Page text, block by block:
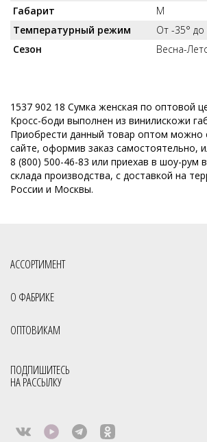
Габарит
M
Температурный режим
От -35° до
Сезон
Весна-
1537 902 18 Сумка женская по оптовой
Кросс-боди выполнен из винилискожи
Приобрести данный товар оптом можно
сайте, оформив заказ
8 (800) 500-46-83 или приехав в шоу-рум
склада производства, с доставкой на
России и Москвы.
АССОРТИМЕНТ
О ФАБРИКЕ
ОПТОВИКАМ
ПОДПИШИТЕСЬ
НА РАССЫЛКУ